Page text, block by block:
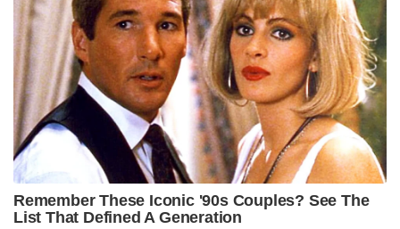
Remember These Iconic '90s Couples? See The
List That Defined A Generation